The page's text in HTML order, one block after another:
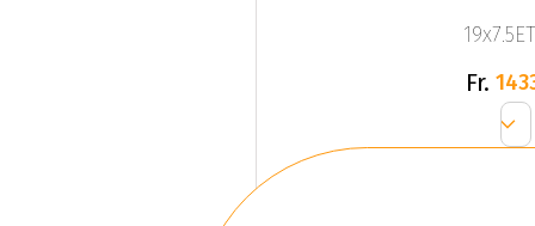
Fr.